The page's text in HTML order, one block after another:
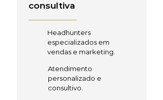
consultiva
Headhunters
especializados em
vendas e marketing.
Atendimento
personalizado e
consultivo.